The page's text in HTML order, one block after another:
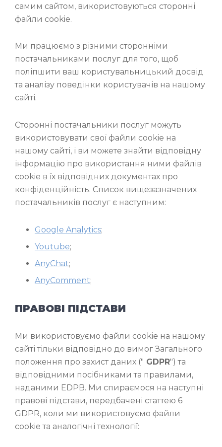
самим сайтом, використовуються сторонні
файли cookie.
Ми працюємо з різними сторонніми
постачальниками послуг для того, щоб
поліпшити ваш користувальницький досвід
та аналізу поведінки користувачів на нашому
сайті.
Сторонні постачальники послуг можуть
використовувати свої файли cookie на
нашому сайті, і ви можете знайти відповідну
інформацію про використання ними файлів
cookie в їх відповідних документах про
конфіденційність. Список вищезазначених
постачальників послуг є наступним:
Google Analytics;
Youtube;
AnyChat;
AnyComment;
ПРАВОВІ ПІДСТАВИ
Ми використовуємо файли cookie на нашому
сайті тільки відповідно до вимог Загального
положення про захист даних (" GDPR") та
відповідними посібниками та правилами,
наданими EDPB. Ми спираємося на наступні
правові підстави, передбачені статтею 6
GDPR, коли ми використовуємо файли
cookie та аналогічні технології: